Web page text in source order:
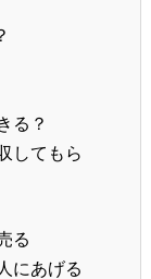
る？
してもら
る
にあげる